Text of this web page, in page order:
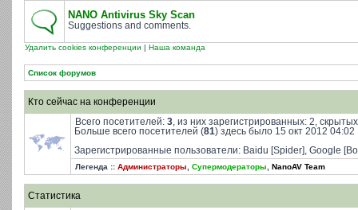
NANO Antivirus Sky Scan
Suggestions and comments.
Удалить cookies конференции | Наша команда
Список форумов
Кто сейчас на конференции
Всего посетителей: 3 , из них зарегистрированных: 2,
Больше всего посетителей (81) здесь было 15 окт 2012 04:02
Зарегистрированные пользователи: Baidu [Spider], Google
Легенда :: Администраторы Супермодераторы NanoAV Team
Статистика